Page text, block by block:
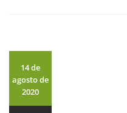
14 de
agosto de
2020